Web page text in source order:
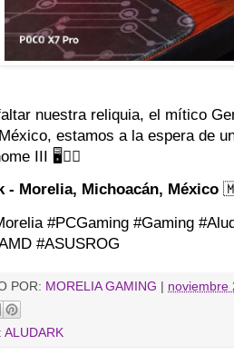
nuestra reliquia, el mítico
estamos a la espera de
III 🖥️👌🏼
- Morelia, Michoacán, México
#PCGaming #Gaming
#ASUSROG
POR: MORELIA GAMING | noviembre
ALUDARK